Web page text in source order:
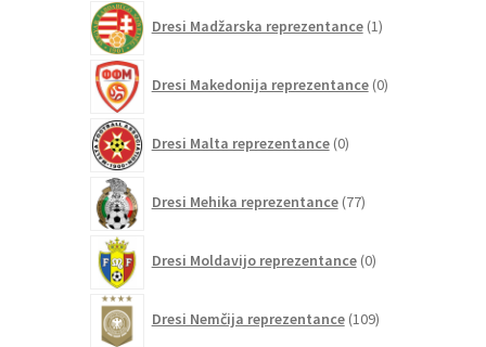
Dresi Madžarska reprezentance 1izdelek
Dresi Makedonija reprezentance 0izdelkov
Dresi Malta reprezentance 0izdelkov
Dresi Mehika reprezentance 77izdelkov
Dresi Moldavijo reprezentance 0izdelkov
Dresi Nemčija reprezentance 109izdelkov